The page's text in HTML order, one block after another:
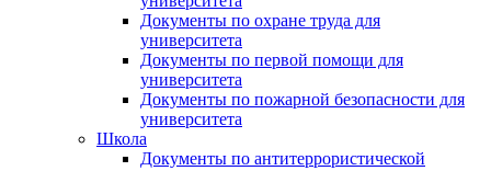
Документы по охране труда для
университета
Документы по первой помощи для
университета
Документы по пожарной безопасности для
университета
Школа
Документы по антитеррористической